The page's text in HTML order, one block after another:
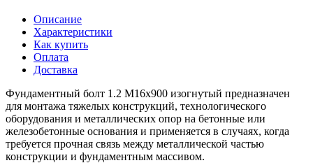
Описание
Характеристики
Как купить
Оплата
Доставка
Фундаментный болт 1.2 М16х900 изогнутый предназначен
для монтажа тяжелых конструкций, технологического
оборудования и металлических опор на бетонные или
железобетонные основания и применяется в случаях, когда
требуется прочная связь между металлической частью
конструкции и фундаментным массивом.